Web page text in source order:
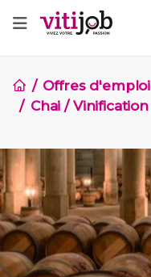
Offres d'emploi
Chai / Vinification